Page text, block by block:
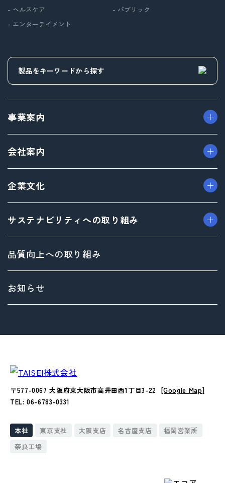
- ヘルスケア
- エンターテイメント
- パブリック
事業案内
> プロダクト事業
> デザイン事業
> マテリアル事業
> ブランド事業
会社案内
> フィロソフィ
> 企業概要
> 沿革
> 方針
> 拠点情報
企業文化
> 社内イベント・研修・福利厚生
サステナビリティへの取り組み
サステナビリティ基本方針
Environment（環境）への取り組み
Social（社会）への取り組み
品質向上への取り組み
お知らせ
〒577-0067 大阪府東大阪市高井田西1丁目3-22 [Google Map]
TEL: 06-6783-0331
本社 東京支社 大阪支店 名古屋支店
福岡営業所
奈良工場